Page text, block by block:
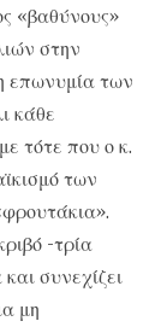
«βαθύνους»
στην
επωνυμία των
κάθε
τότε που ο κ.
των
-τρία
συνεχίζει
μη